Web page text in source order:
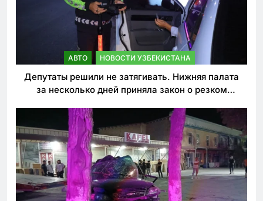
АВТО НОВОСТИ УЗБЕКИСТАНА
Депутаты решили не затягивать. Нижняя палата
за несколько дней приняла закон о резком